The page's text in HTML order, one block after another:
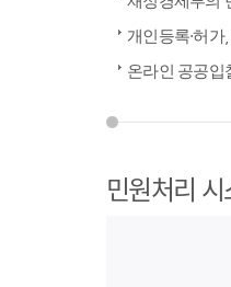
개인등록·허
온라인 공공입
민원처리